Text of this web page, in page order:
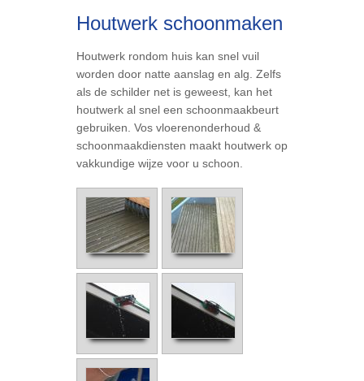
Houtwerk schoonmaken
Houtwerk rondom huis kan snel vuil
worden door natte aanslag en alg. Zelfs
als de schilder net is geweest, kan het
houtwerk al snel een schoonmaakbeurt
gebruiken. Vos vloerenonderhoud &
schoonmaakdiensten maakt houtwerk op
vakkundige wijze voor u schoon.